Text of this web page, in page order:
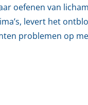
oefenen van
levert het
problemen op